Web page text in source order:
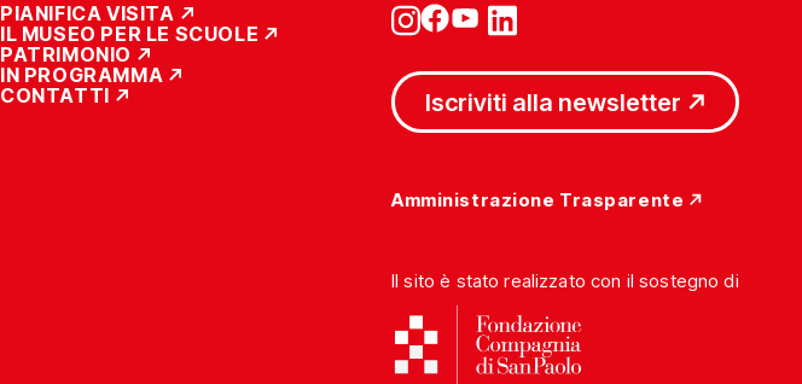
PIANIFICA VISITA
IL MUSEO PER LE SCUOLE
PATRIMONIO
IN PROGRAMMA
CONTATTI
Iscriviti alla newsletter
Amministrazione Trasparente
Il sito è stato realizzato con il sostegno di